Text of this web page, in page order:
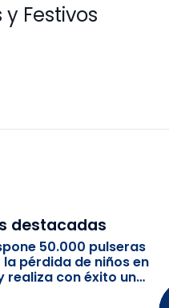
Festivos
destacadas
50.000 pulseras
pérdida de niños en
realiza con éxito un
socorrismo